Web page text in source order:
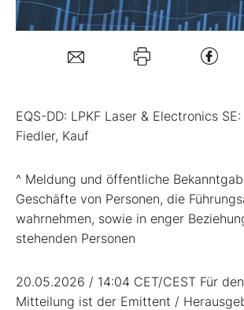
Mein Konto
Folgen Sie uns
Kontakt
EQS-DD: LPKF Laser & Electronics
Fiedler, Kauf
^ Meldung und öffentliche
Geschäfte von Personen, die
wahrnehmen, sowie in enger
stehenden Personen
20.05.2026 / 14:04 CET/CEST Für
Mitteilung ist der Emittent /